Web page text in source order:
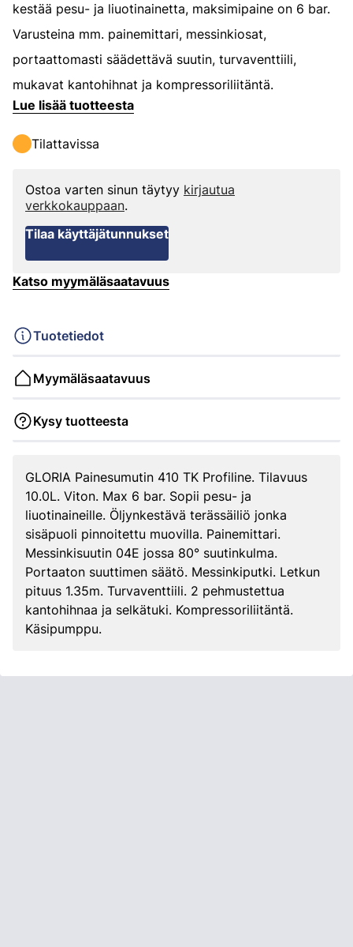
kestää pesu- ja liuotinainetta, maksimipaine on 6 bar.
Varusteina mm. painemittari, messinkiosat,
portaattomasti säädettävä suutin, turvaventtiili,
mukavat kantohihnat ja kompressoriliitäntä.
Lue lisää tuotteesta
Tilattavissa
Ostoa varten sinun täytyy kirjautua
verkkokauppaan.
Tilaa käyttäjätunnukset
Katso myymäläsaatavuus
Tuotetiedot
Myymäläsaatavuus
Kysy tuotteesta
GLORIA Painesumutin 410 TK Profiline. Tilavuus
10.0L. Viton. Max 6 bar. Sopii pesu- ja
liuotinaineille. Öljynkestävä terässäiliö jonka
sisäpuoli pinnoitettu muovilla. Painemittari.
Messinkisuutin 04E jossa 80° suutinkulma.
Portaaton suuttimen säätö. Messinkiputki. Letkun
pituus 1.35m. Turvaventtiili. 2 pehmustettua
kantohihnaa ja selkätuki. Kompressoriliitäntä.
Käsipumppu.